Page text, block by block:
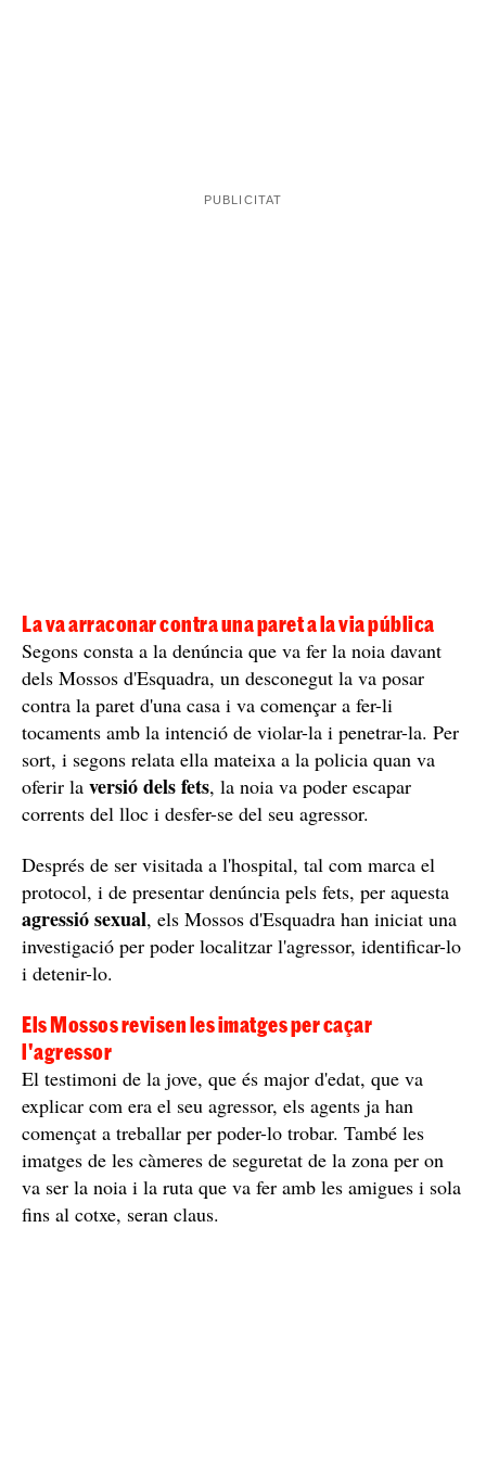
La va arraconar contra una paret a la via pública
Segons consta a la denúncia que va fer la noia davant
dels Mossos d'Esquadra, un desconegut la va posar
contra la paret d'una casa i va començar a fer-li
tocaments amb la intenció de violar-la i penetrar-la. Per
sort, i segons relata ella mateixa a la policia quan va
oferir la versió dels fets, la noia va poder escapar
corrents del lloc i desfer-se del seu agressor.